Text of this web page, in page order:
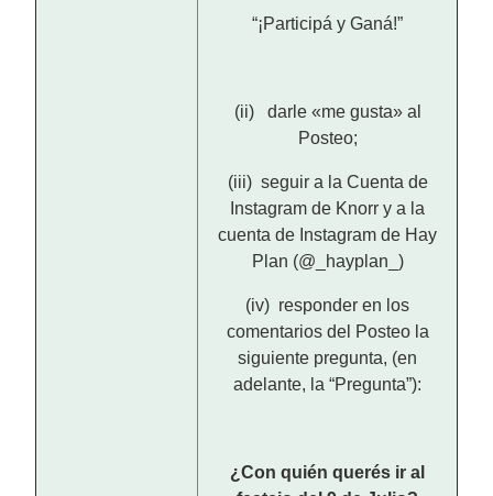
“¡Participá y Ganá!”
(ii) darle «me gusta» al
Posteo;
(iii) seguir a la Cuenta de
Instagram de Knorr y a la
cuenta de Instagram de Hay
Plan (@_hayplan_)
(iv) responder en los
comentarios del Posteo la
siguiente pregunta, (en
adelante, la “Pregunta”):
¿Con quién querés ir al